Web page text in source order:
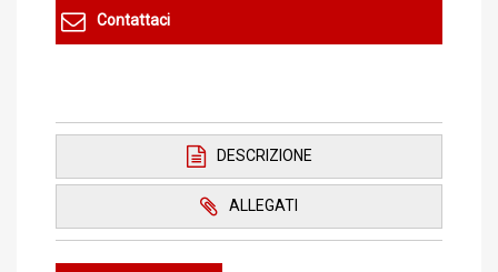
Contattaci
DESCRIZIONE
ALLEGATI